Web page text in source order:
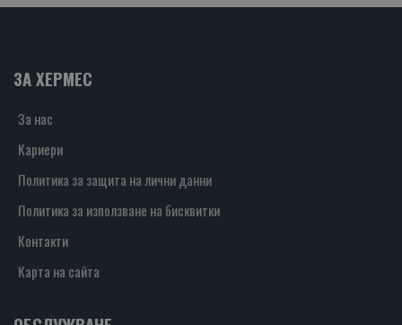
ЗА ХЕРМЕС
За нас
Кариери
Политика за защита на лични данни
Политика за използване на бисквитки
Контакти
Карта на сайта